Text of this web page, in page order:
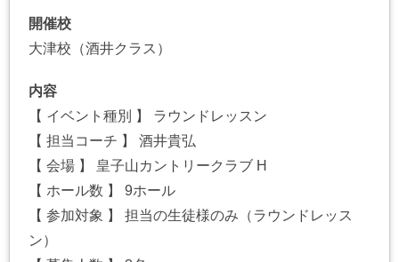
開催校
大津校（酒井クラス）
内容
【 イベント種別 】 ラウンドレッスン
【 担当コーチ 】 酒井貴弘
【 会場 】 皇子山カントリークラブ H
【 ホール数 】 9ホール
【 参加対象 】 担当の生徒様のみ（ラウンドレッス
ン）